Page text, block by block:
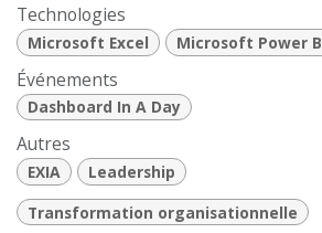
Technologies
Microsoft Excel Microsoft Power
Événements
Dashboard In A Day
Autres
EXIA
Leadership
Transformation organisationnelle